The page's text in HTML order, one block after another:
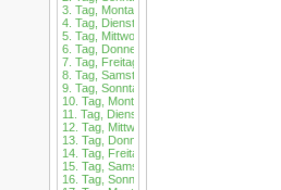
3. Tag, Montag 20.09.2010
4. Tag, Dienstag 21.09.2010
5. Tag, Mittwoch 22.09.2010
6. Tag, Donnerstag 23.09.2010
7. Tag, Freitag, 24.09.2010
8. Tag, Samstag, 25.09.2010
9. Tag, Sonntag 26.09.2010
10. Tag, Montag 27.09.2010
11. Tag, Dienstag 28.09.2010
12. Tag, Mittwoch 29.09.2010
13. Tag, Donnerstag 30.09.2010
14. Tag, Freitag 01.10.2010
15. Tag, Samstag 02.10.2010
16. Tag, Sonntag 03.10.2010